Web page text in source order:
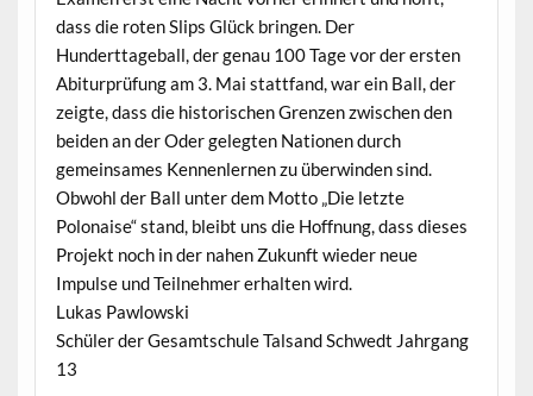
dass die roten Slips Glück bringen. Der
Hunderttageball, der genau 100 Tage vor der ersten
Abiturprüfung am 3. Mai stattfand, war ein Ball, der
zeigte, dass die historischen Grenzen zwischen den
beiden an der Oder gelegten Nationen durch
gemeinsames Kennenlernen zu überwinden sind.
Obwohl der Ball unter dem Motto „Die letzte
Polonaise“ stand, bleibt uns die Hoffnung, dass dieses
Projekt noch in der nahen Zukunft wieder neue
Impulse und Teilnehmer erhalten wird.
Lukas Pawlowski
Schüler der Gesamtschule Talsand Schwedt Jahrgang
13